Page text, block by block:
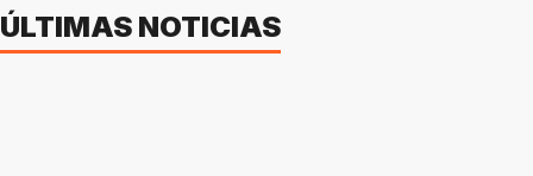
ÚLTIMAS NOTICIAS